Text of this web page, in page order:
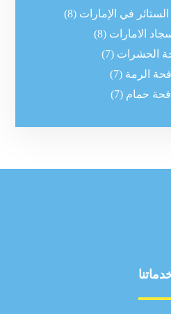
في الإمارات (8)
الامارات (8)
الحشرات (7)
الرمة (7)
حمام (7)